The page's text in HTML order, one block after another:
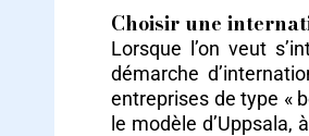
Choisir une
Lorsque l’on veut
démarche
entreprises de type «
le modèle